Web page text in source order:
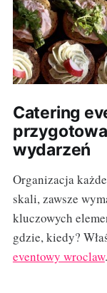
Catering
wydarzeń
Organizacja
skali, zawsze
kluczowych
gdzie, kiedy?
eventowy wroclaw.